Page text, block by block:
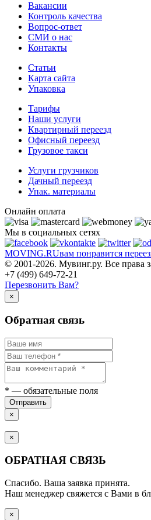
Вакансии
Контроль качества
Вопрос-ответ
СМИ о нас
Контакты
Статьи
Карта сайта
Упаковка
Тарифы
Наши услуги
Квартирный переезд
Офисный переезд
Грузовое такси
Услуги грузчиков
Дачный переезд
Упак. материалы
Онлайн оплата
Мы в социальных сетях
MOVING.RUвам понравится
© 2001-2026. Мувинг.ру. Все права
+7 (499) 649-72-21
Перезвонить Вам?
×
Обратная связь
* — обязательные поля
Отправить
×
×
ОБРАТНАЯ СВЯЗЬ
Спасибо. Ваша заявка принята.
Наш менеджер свяжется с Вами в
×